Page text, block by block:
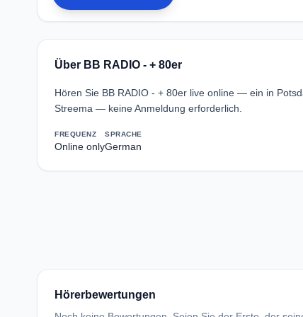
Über BB RADIO - + 80er
Hören Sie BB RADIO - + 80er live online — ein in
Streema — keine Anmeldung erforderlich.
FREQUENZ
Online only
SPRACHE
German
Hörerbewertungen